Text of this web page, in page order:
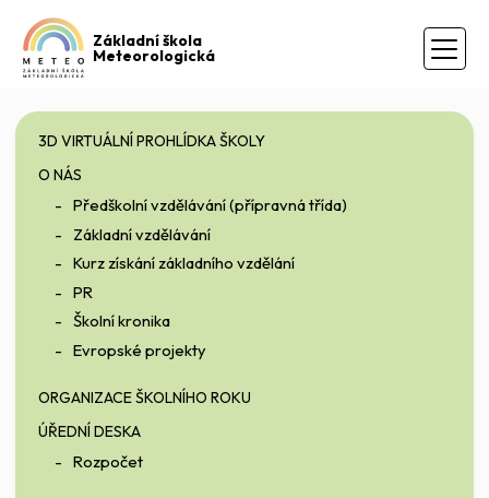
Základní škola
Meteorologická
3D VIRTUÁLNÍ PROHLÍDKA ŠKOLY
O NÁS
Předškolní vzdělávání (přípravná třída)
Základní vzdělávání
Kurz získání základního vzdělání
PR
Školní kronika
Evropské projekty
ORGANIZACE ŠKOLNÍHO ROKU
ÚŘEDNÍ DESKA
Rozpočet